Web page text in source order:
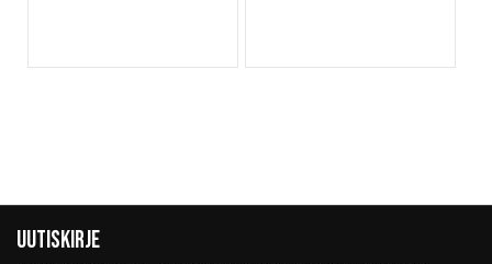
Uutiskirje